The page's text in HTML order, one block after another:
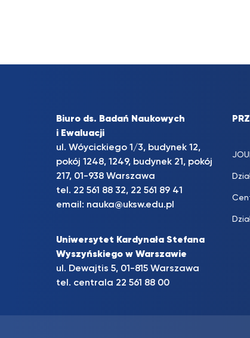
Biuro ds. Badań Naukowych
i Ewaluacji
ul. Wóycickiego 1/3, budynek 12,
pokój 1248, 1249, budynek 21, pokój
217, 01-938 Warszawa
tel. 22 561 88 32, 22 561 89 41
email: nauka@uksw.edu.pl
Uniwersytet Kardynała Stefana
Wyszyńskiego w Warszawie
ul. Dewajtis 5, 01-815 Warszawa
tel. centrala 22 561 88 00